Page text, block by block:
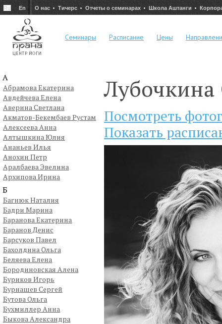
Ru En О нас Тичерс Отчеты о семинарах Школа Аштанги
Семинары Расписание Цены
А
Абрамова Екатерина
Авдейчева Елена
Аверина Светлана
Акматов-Бекембаев Рустам
Алексеева Анна
Алтышкина Юлия
Ананьев Илья
Анохин Петр
Аралбаева Эвелина
Архипова Ирина
Б
Багнюк Наталия
Бадри Марина
Баранова Екатерина
Баранов Денис
Барсуков Павел
Бахолдина Ольга
Беляева Елена
Бородиновская Алена
Буриков Игорь
Бурнашев Сергей
Бутова Ольга
Бухмиллер Анна
Быкова Александра
Лубочкина
Посмотреть
Показать